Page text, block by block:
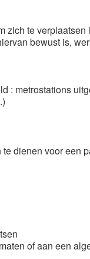
te
bewust is,
: metrostations
dienen voor een
of aan een